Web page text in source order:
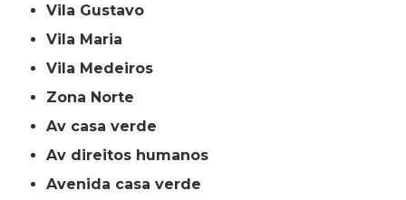
Vila Gustavo
Vila Maria
Vila Medeiros
Zona Norte
av casa verde
av direitos humanos
avenida casa verde